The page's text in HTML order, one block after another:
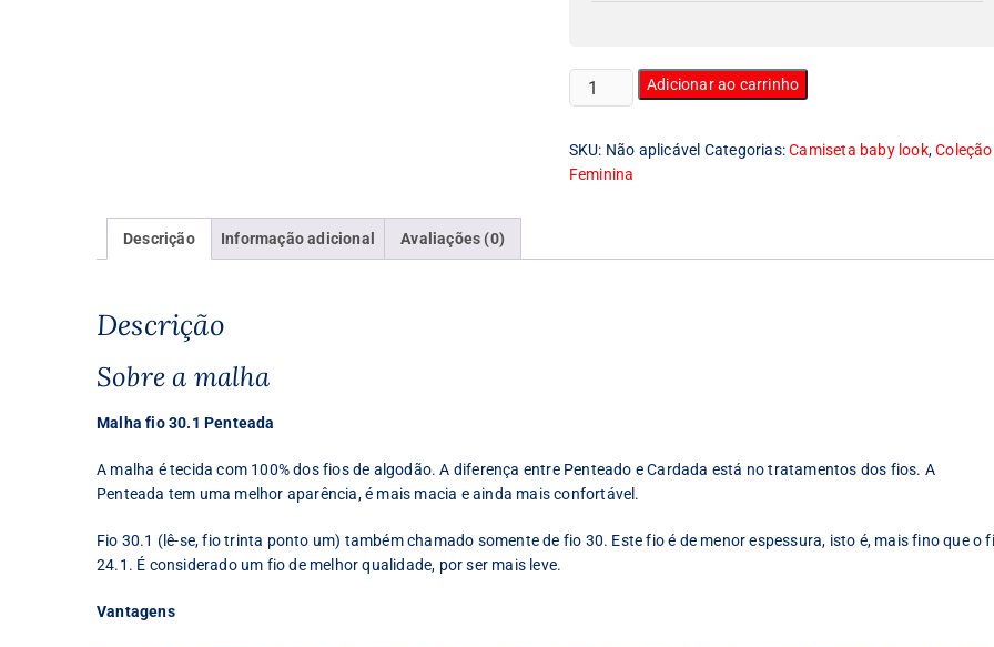
Camiseta
Feminina
Look
Karate
Adicionar ao carrinho
SKU: Não aplicável Categorias:Camiseta baby look,Coleção
Feminina
Descrição Informação adicional Avaliações (0)
Descrição
Sobre a malha
Malha fio 30.1 Penteada
A malha é tecida com 100% dos fios de algodão. A diferença entre Penteado e Cardada está no tratamentos dos fios. A
Penteada tem uma melhor aparência, é mais macia e ainda mais confortável.
Fio 30.1 (lê-se, fio trinta ponto um) também chamado somente de fio 30. Este fio é de menor espessura, isto é, mais fino que o
24.1. É considerado um fio de melhor qualidade, por ser mais leve.
Vantagens